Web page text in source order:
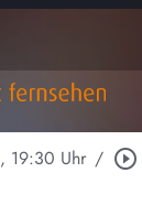
, 19:30 Uhr / play_circle_outline